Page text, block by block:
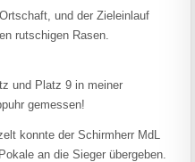
und der Zieleinlauf
rutschigen Rasen.
und Platz 9 in meiner
gemessen!
konnte der Schirmherr MdL
an die Sieger übergeben.